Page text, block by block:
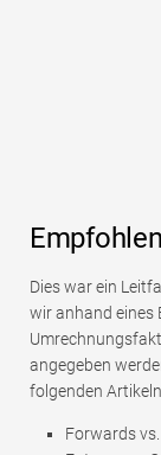
Dies war ein
wir anhand eines
angegeben
folgenden
Forwards